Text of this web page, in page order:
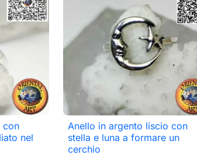
con
nel
 Anteprima
Anello in argento liscio con
stella e luna a formare un
cerchio